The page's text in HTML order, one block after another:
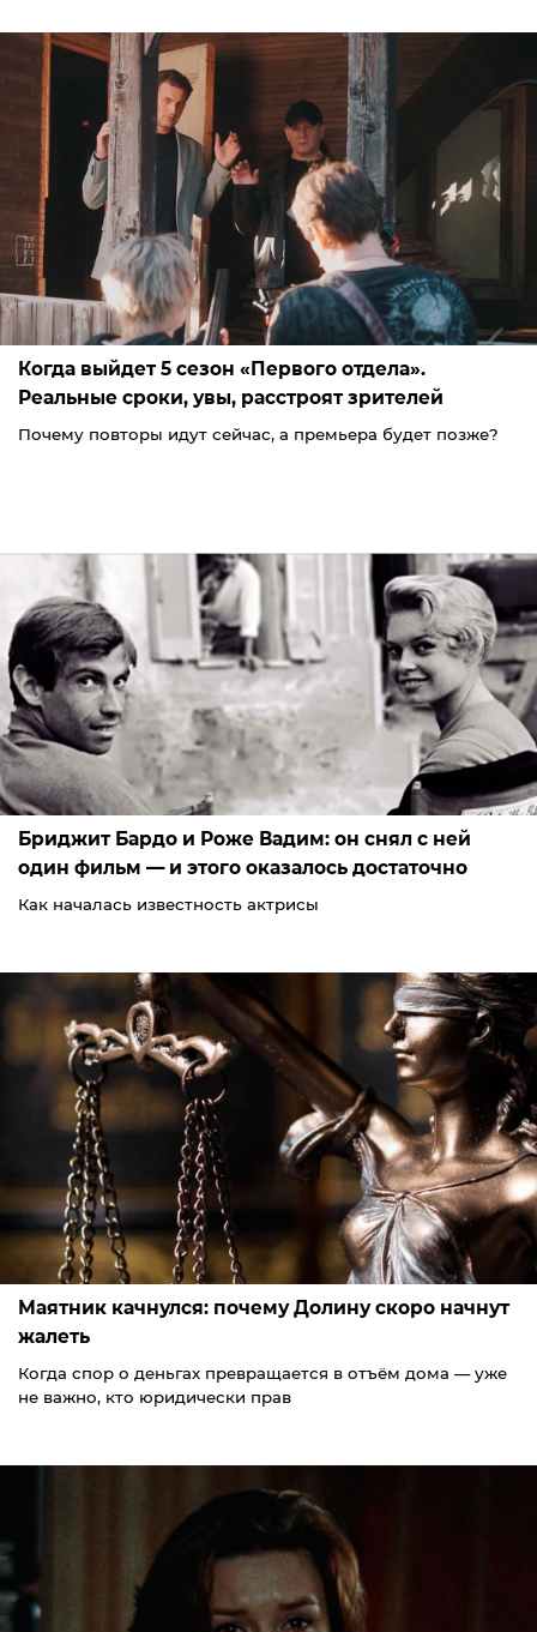
Когда выйдет 5 сезон «Первого отдела».
Реальные сроки, увы, расстроят зрителей
Почему повторы идут сейчас, а премьера будет позже?
Бриджит Бардо и Роже Вадим: он снял с ней
один фильм — и этого оказалось достаточно
Как началась известность актрисы
Маятник качнулся: почему Долину скоро начнут
жалеть
Когда спор о деньгах превращается в отъём дома — уже
не важно, кто юридически прав